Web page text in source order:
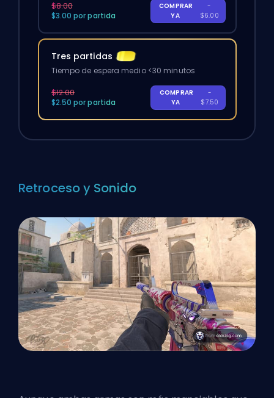
$8.00
$3.00 por partida
COMPRAR
YA
-
$6.00
Tres partidas
Tiempo de espera medio <30 minutos
$12.00
$2.50 por partida
COMPRAR
YA
-
$7.50
Retroceso y Sonido